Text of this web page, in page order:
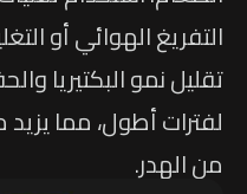
التفريغ الهوائي أو
تقليل نمو البكتيريا
لفترات أطول، مما
من الهدر.